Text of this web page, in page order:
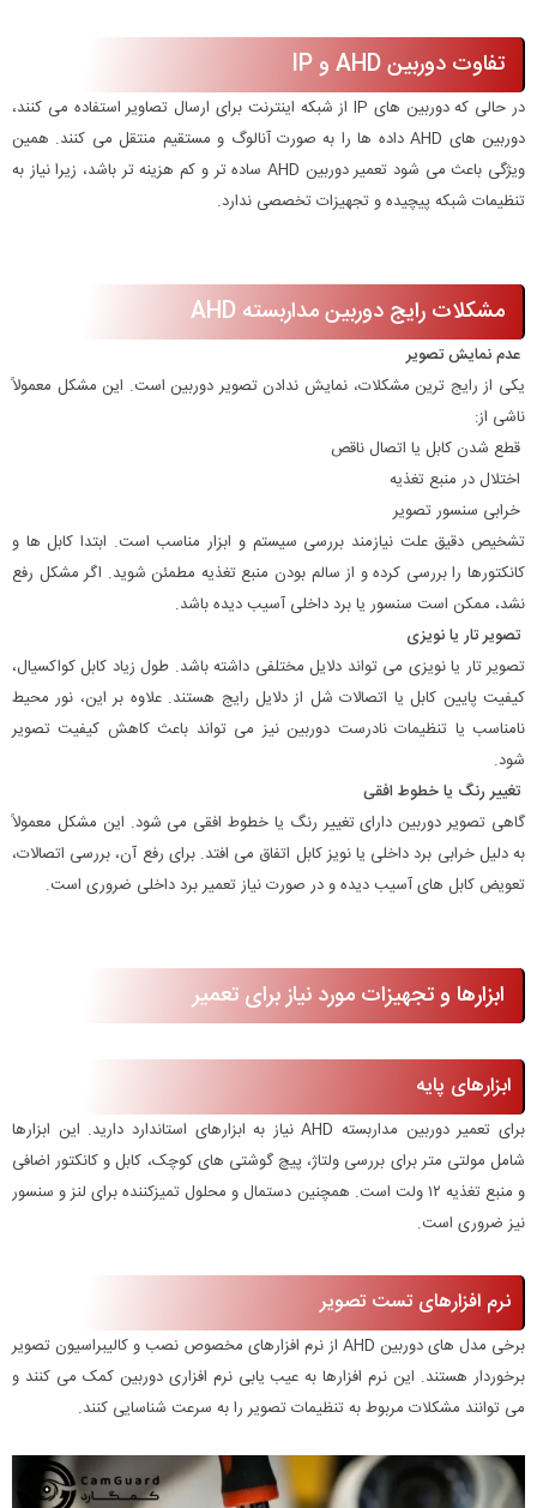
تفاوت دوربین AHD و IP
در حالی که دوربین های IP از شبکه اینترنت برای ارسال تصاویر استفاده می کنند،
دوربین های AHD داده ها را به صورت آنالوگ و مستقیم منتقل می کنند. همین
ویژگی باعث می شود تعمیر دوربین AHD ساده تر و کم هزینه تر باشد، زیرا نیاز به
تنظیمات شبکه پیچیده و تجهیزات تخصصی ندارد.
مشکلات رایج دوربین مداربسته AHD
عدم نمایش تصویر
یکی از رایج ترین مشکلات، نمایش ندادن تصویر دوربین است. این مشکل معمولاً
ناشی از:
قطع شدن کابل یا اتصال ناقص
اختلال در منبع تغذیه
خرابی سنسور تصویر
تشخیص دقیق علت نیازمند بررسی سیستم و ابزار مناسب است. ابتدا کابل ها و
کانکتورها را بررسی کرده و از سالم بودن منبع تغذیه مطمئن شوید. اگر مشکل رفع
نشد، ممکن است سنسور یا برد داخلی آسیب دیده باشد.
تصویر تار یا نویزی
تصویر تار یا نویزی می تواند دلایل مختلفی داشته باشد. طول زیاد کابل کواکسیال،
کیفیت پایین کابل یا اتصالات شل از دلایل رایج هستند. علاوه بر این، نور محیط
نامناسب یا تنظیمات نادرست دوربین نیز می تواند باعث کاهش کیفیت تصویر
شود.
تغییر رنگ یا خطوط افقی
گاهی تصویر دوربین دارای تغییر رنگ یا خطوط افقی می شود. این مشکل معمولاً
به دلیل خرابی برد داخلی یا نویز کابل اتفاق می افتد. برای رفع آن، بررسی اتصالات،
تعویض کابل های آسیب دیده و در صورت نیاز تعمیر برد داخلی ضروری است.
ابزارها و تجهیزات مورد نیاز برای تعمیر
ابزارهای پایه
برای تعمیر دوربین مداربسته AHD نیاز به ابزارهای استاندارد دارید. این ابزارها
شامل مولتی متر برای بررسی ولتاژ، پیچ گوشتی های کوچک، کابل و کانکتور اضافی
و منبع تغذیه ۱۲ ولت است. همچنین دستمال و محلول تمیزکننده برای لنز و سنسور
نیز ضروری است.
نرم افزارهای تست تصویر
برخی مدل های دوربین AHD از نرم افزارهای مخصوص نصب و کالیبراسیون تصویر
برخوردار هستند. این نرم افزارها به عیب یابی نرم افزاری دوربین کمک می کنند و
می توانند مشکلات مربوط به تنظیمات تصویر را به سرعت شناسایی کنند.